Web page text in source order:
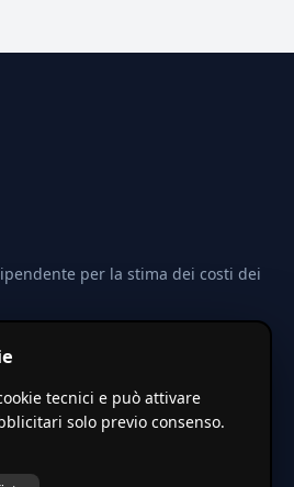
per la stima dei costi dei
calcolate tramite coefficienti
a valori base nazionali. Non
ufficiale.
tecnici e può attivare
solo previo consenso.